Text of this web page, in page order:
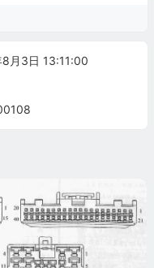
月3日 13:11:00